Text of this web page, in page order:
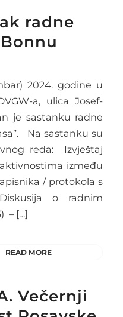
radne
2024. godine u
a, ulica Josef-
je sastanku radne
Na sastanku su
reda: Izvještaj
između
/ protokola s
o radnim
– […]
READ MORE
Večernji